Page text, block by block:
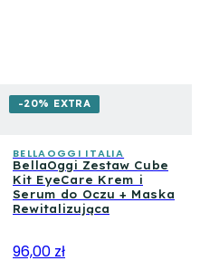
-20% EXTRA
BELLAOGGI ITALIA
BellaOggi Zestaw Cube
Kit EyeCare Krem i
Serum do Oczu + Maska
Rewitalizująca
96,00 zł